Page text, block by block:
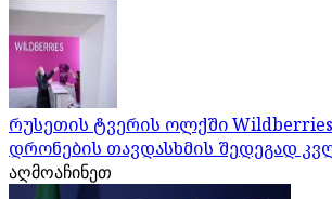
რუსეთის ტვერის ოლქში
დრონების თავდასხმის შედეგად
აღმოაჩინეთ